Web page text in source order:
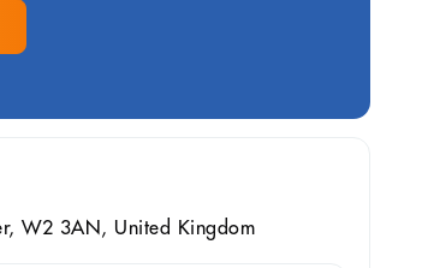
W2 3AN, United Kingdom